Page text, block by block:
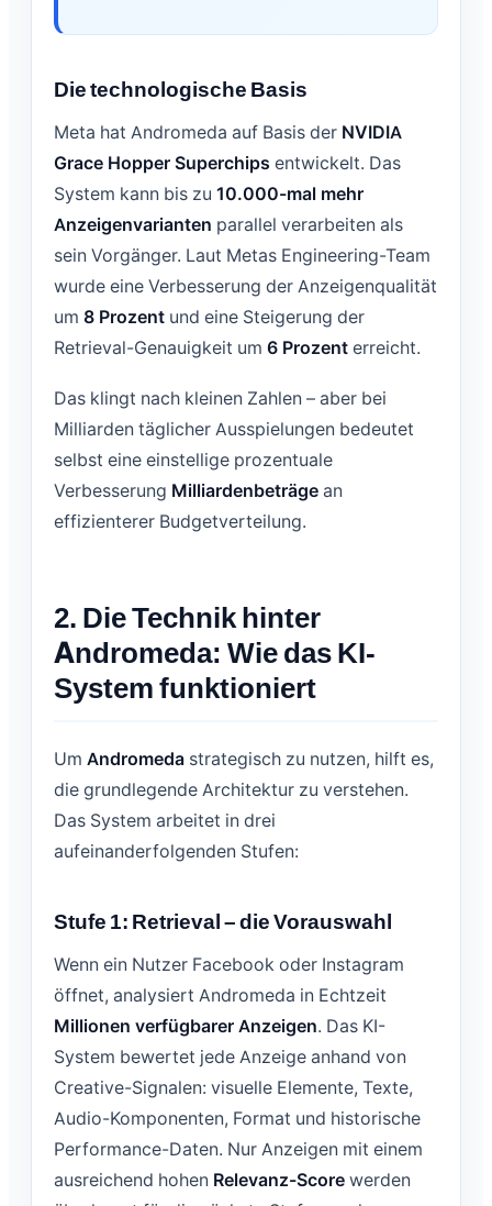
Die technologische Basis
Meta hat Andromeda auf Basis der NVIDIA
Grace Hopper Superchips entwickelt. Das
System kann bis zu 10.000-mal mehr
Anzeigenvarianten parallel verarbeiten als
sein Vorgänger. Laut Metas Engineering-Team
wurde eine Verbesserung der Anzeigenqualität
um 8 Prozent und eine Steigerung der
Retrieval-Genauigkeit um 6 Prozenterreicht.
Das klingt nach kleinen Zahlen – aber bei
Milliarden täglicher Ausspielungen bedeutet
selbst eine einstellige prozentuale
Verbesserung Milliardenbeträgean
effizienterer Budgetverteilung.
2. Die Technik hinter
Andromeda: Wie das KI-
System funktioniert
Um Andromeda strategisch zu nutzen, hilft es,
die grundlegende Architektur zu verstehen.
Das System arbeitet in drei
aufeinanderfolgenden Stufen:
Stufe 1: Retrieval – die Vorauswahl
Wenn ein Nutzer Facebook oder Instagram
öffnet, analysiert Andromeda in Echtzeit
Millionen verfügbarer Anzeigen. Das KI-
System bewertet jede Anzeige anhand von
Creative-Signalen: visuelle Elemente, Texte,
Audio-Komponenten, Format und historische
Performance-Daten. Nur Anzeigen mit einem
ausreichend hohen Relevanz-Scorewerden